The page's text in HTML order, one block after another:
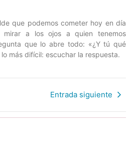
que podemos cometer hoy en día
mirar a los ojos a quien tenemos
que lo abre todo: «¿Y tú qué
más difícil: escuchar la respuesta.
Entrada siguiente